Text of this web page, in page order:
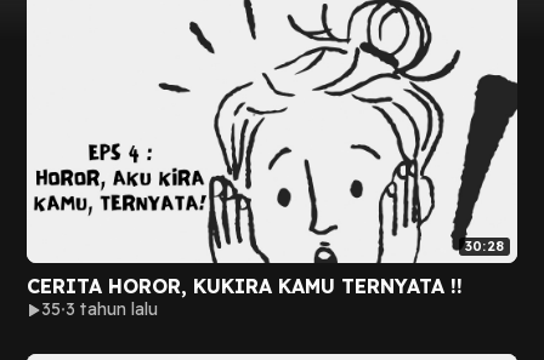
30:28
CERITA HOROR, KUKIRA KAMU TERNYATA !!
35 3 tahun lalu